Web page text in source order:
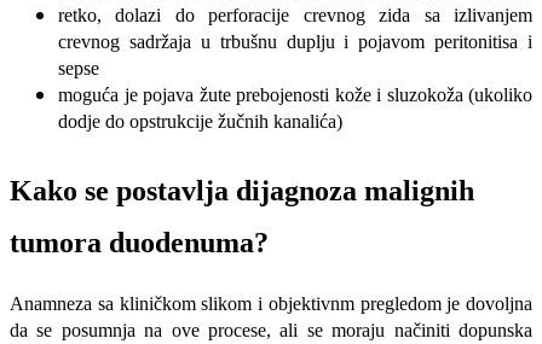
retko, dolazi do perforacije crevnog zida sa izlivanjem
crevnog sadržaja u trbušnu duplju i pojavom peritonitisa i
sepse
moguća je pojava žute prebojenosti kože i sluzokoža (ukoliko
dodje do opstrukcije žučnih kanalića)
Kako se postavlja dijagnoza malignih
tumora duodenuma?
Anamneza sa kliničkom slikom i objektivnm pregledom je dovoljna
da se posumnja na ove procese, ali se moraju načiniti dopunska